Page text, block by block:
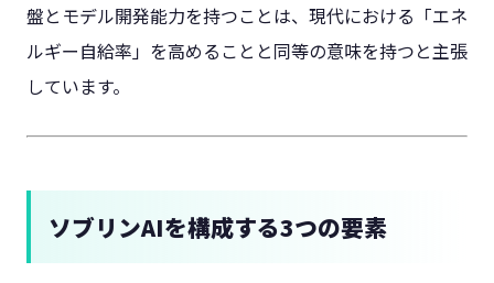
盤とモデル開発能力を持つことは、現代における「エネ
ルギー自給率」を高めることと同等の意味を持つと主張
しています。
ソブリンAIを構成する3つの要素